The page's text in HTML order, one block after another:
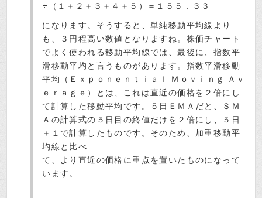
÷（１＋２＋３＋４＋５）＝１５５．３３
になります。そうすると、単純移動平均線より
も、３円程高い数値となりますね。株価チャート
でよく使われる移動平均線では、最後に、指数平
滑移動平均と言うものがあります。指数平滑移動
平均（Ｅｘｐｏｎｅｎｔｉａｌ Ｍｏｖｉｎｇ Ａｖ
ｅｒａｇｅ）とは、これは直近の価格を２倍にし
て計算した移動平均です。５日ＥＭＡだと、ＳＭ
Ａの計算式の５日目の終値だけを２倍にし、５日
＋１で計算したものです。そのため、加重移動平
均線と比べ
て、より直近の価格に重点を置いたものになって
います。